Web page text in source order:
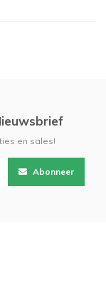
en sales!
Abonneer